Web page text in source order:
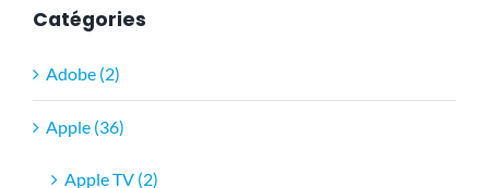
Catégories
Adobe (2)
Apple (36)
Apple TV (2)